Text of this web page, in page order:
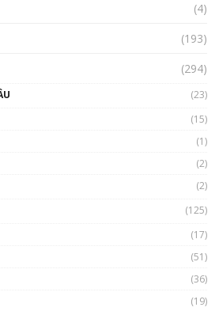
(4)
(193)
(294)
(23)
(15)
(1)
(2)
(2)
(125)
(17)
(51)
(36)
(19)